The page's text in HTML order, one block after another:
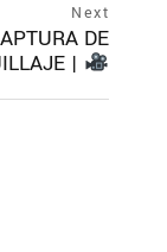
Next
DE
|
postNext